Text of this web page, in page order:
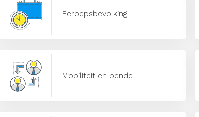
Beroepsbevolking
Mobiliteit en pendel